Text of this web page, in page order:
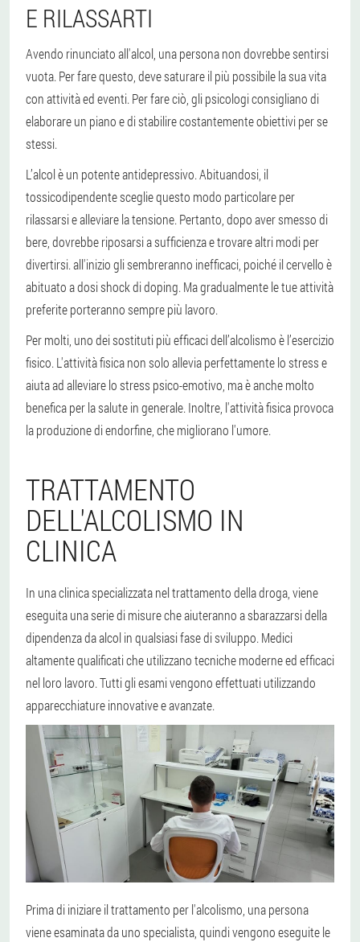
E RILASSARTI
Avendo rinunciato all'alcol, una persona non dovrebbe sentirsi
vuota. Per fare questo, deve saturare il più possibile la sua vita
con attività ed eventi. Per fare ciò, gli psicologi consigliano di
elaborare un piano e di stabilire costantemente obiettivi per se
stessi.
L’alcol è un potente antidepressivo. Abituandosi, il
tossicodipendente sceglie questo modo particolare per
rilassarsi e alleviare la tensione. Pertanto, dopo aver smesso di
bere, dovrebbe riposarsi a sufficienza e trovare altri modi per
divertirsi. all'inizio gli sembreranno inefficaci, poiché il cervello è
abituato a dosi shock di doping. Ma gradualmente le tue attività
preferite porteranno sempre più lavoro.
Per molti, uno dei sostituti più efficaci dell’alcolismo è l’esercizio
fisico. L'attività fisica non solo allevia perfettamente lo stress e
aiuta ad alleviare lo stress psico-emotivo, ma è anche molto
benefica per la salute in generale. Inoltre, l'attività fisica provoca
la produzione di endorfine, che migliorano l'umore.
TRATTAMENTO
DELL'ALCOLISMO IN
CLINICA
In una clinica specializzata nel trattamento della droga, viene
eseguita una serie di misure che aiuteranno a sbarazzarsi della
dipendenza da alcol in qualsiasi fase di sviluppo. Medici
altamente qualificati che utilizzano tecniche moderne ed efficaci
nel loro lavoro. Tutti gli esami vengono effettuati utilizzando
apparecchiature innovative e avanzate.
Prima di iniziare il trattamento per l'alcolismo, una persona
viene esaminata da uno specialista, quindi vengono eseguite le